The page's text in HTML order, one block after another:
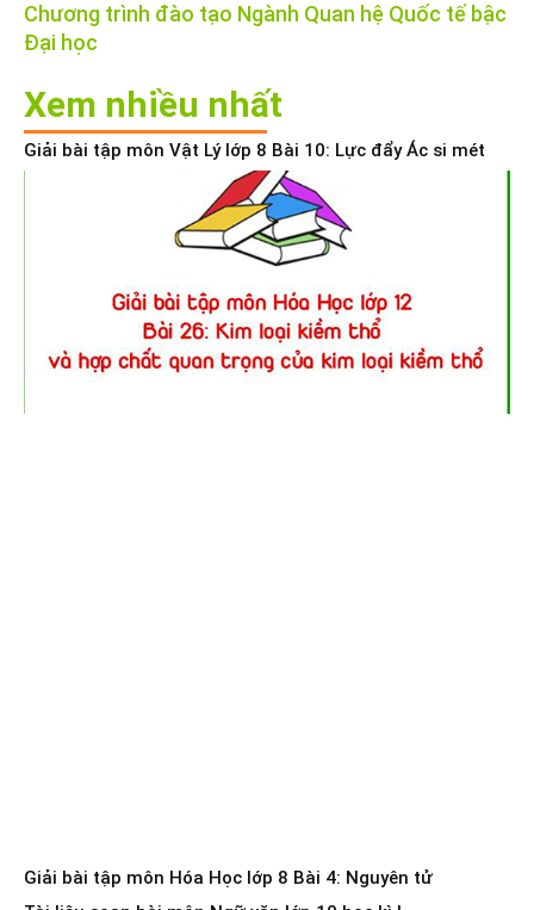
Chương trình đào tạo Ngành Quan hệ Quốc tế bậc
Đại học
Xem nhiều nhất
Giải bài tập môn Vật Lý lớp 8 Bài 10: Lực đẩy Ác si mét
Giải bài tập môn Hóa Học lớp 8 Bài 4: Nguyên tử